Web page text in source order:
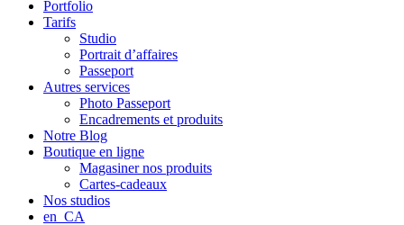
Portfolio
Tarifs
Studio
Portrait d’affaires
Passeport
Autres services
Photo Passeport
Encadrements et produits
Notre Blog
Boutique en ligne
Magasiner nos produits
Cartes-cadeaux
Nos studios
en_CA